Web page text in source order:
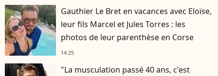
Gauthier Le Bret en vacances avec Eloïse,
leur fils Marcel et Jules Torres : les
photos de leur parenthèse en Corse
14:25
"La musculation passé 40 ans, c'est